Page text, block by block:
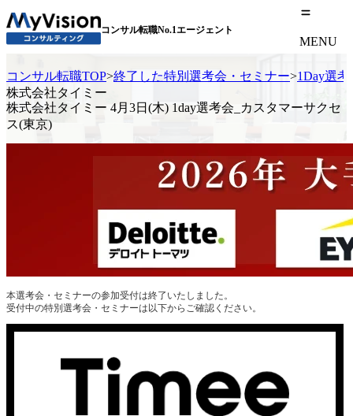
コンサル転職No.1エージェント
MENU
コンサル転職TOP>終了した特別選考会・セミナー>1Day選考
株式会社タイミー
株式会社タイミー 4月3日(木) 1day選考会_カスタマーサクセ
ス(東京)
本選考会・セミナーの参加受付は終了いたしました。
受付中の特別選考会・セミナーは以下からご確認ください。